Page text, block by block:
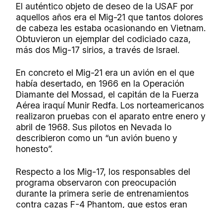
El auténtico objeto de deseo de la USAF por
aquellos años era el Mig-21 que tantos dolores
de cabeza les estaba ocasionando en Vietnam.
Obtuvieron un ejemplar del codiciado caza,
más dos Mig-17 sirios, a través de Israel.
En concreto el Mig-21 era un avión en el que
había desertado, en 1966 en la Operación
Diamante del Mossad, el capitán de la Fuerza
Aérea iraquí Munir Redfa. Los norteamericanos
realizaron pruebas con el aparato entre enero y
abril de 1968. Sus pilotos en Nevada lo
describieron como un “un avión bueno y
honesto”.
Respecto a los Mig-17, los responsables del
programa observaron con preocupación
durante la primera serie de entrenamientos
contra cazas F-4 Phantom, que estos eran